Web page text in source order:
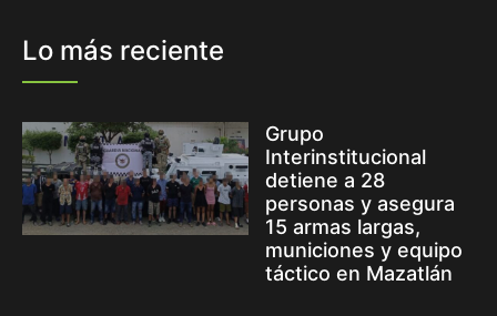
Lo más reciente
Grupo
Interinstitucional
detiene a 28
personas y asegura
15 armas largas,
municiones y equipo
táctico en Mazatlán